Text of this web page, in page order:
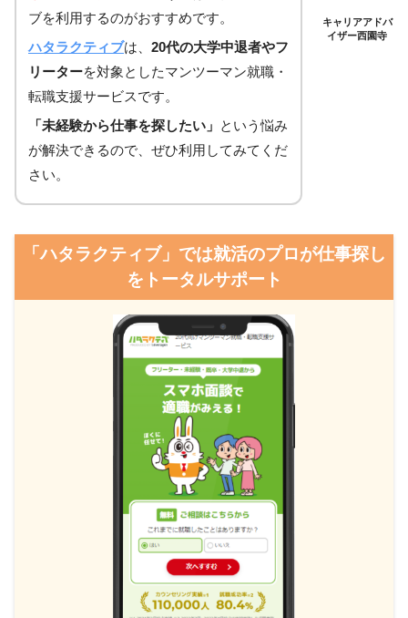
ブを利用するのがおすすめです。
ハタラクティブは、 20代の大学中退者やフ
リーターを対象としたマンツーマン就職・
転職支援サービスです。
「未経験から仕事を探したい」 という悩み
が解決できるので、ぜひ利用してみてくだ
さい。
キャリアアドバ
イザー西園寺
「ハタラクティブ」では就活のプロが仕事探し
をトータルサポート